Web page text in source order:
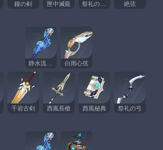
鐘の剣 匣中滅龍 祭礼の断片 絶弦
静水流転の輝き 白雨心弦
千岩古剣 西風長槍 西風秘典 祭礼の弓